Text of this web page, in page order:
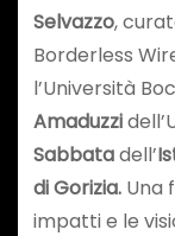
Selvazzo,
Borderless
l’Università
Amaduzzi
Sabbatadell’
di Gorizia. Una
impatti e le